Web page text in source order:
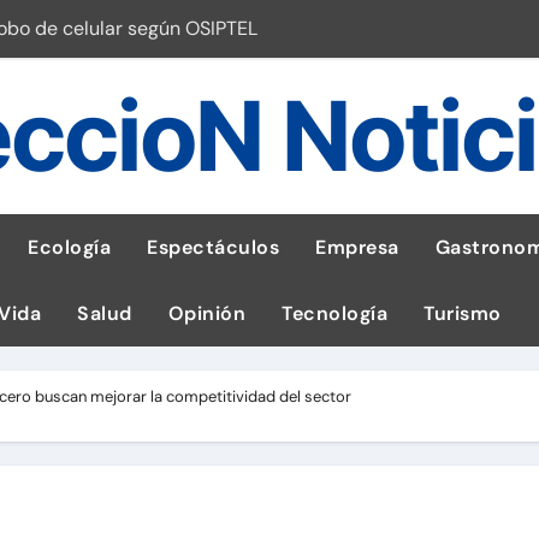
de celular según OSIPTEL
¡Descarga la app de Meridianbet y gana una jugada gratis
inspirado en la fuerza de un volcán
1,600 equipos educativos
por ignorar distancias de seguridad
de GEI en sus operaciones
Ecología Espectáculos Empresa
Salud Opinión Tecnología Turismo
buscan mejorar la competitividad del sector